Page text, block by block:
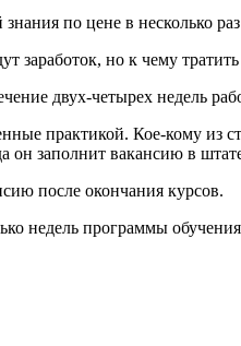
по цене в несколько
заработок, но к чему
двух-четырех недель
практикой. Кое-кому из
он заполнит вакансию в
после окончания курсов.
недель программы